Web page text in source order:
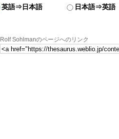
英語⇒日本語 日本語⇒英語
Rolf Sohlmanのページへのリンク